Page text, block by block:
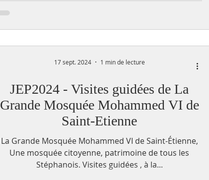
JEP2024 - Visites guidées de La
Grande Mosquée Mohammed VI de
Saint-Etienne
La Grande Mosquée Mohammed VI de Saint-Étienne,
Une mosquée citoyenne, patrimoine de tous les
Stéphanois. Visites guidées , à la...
17 sept. 2024 1 min de lecture